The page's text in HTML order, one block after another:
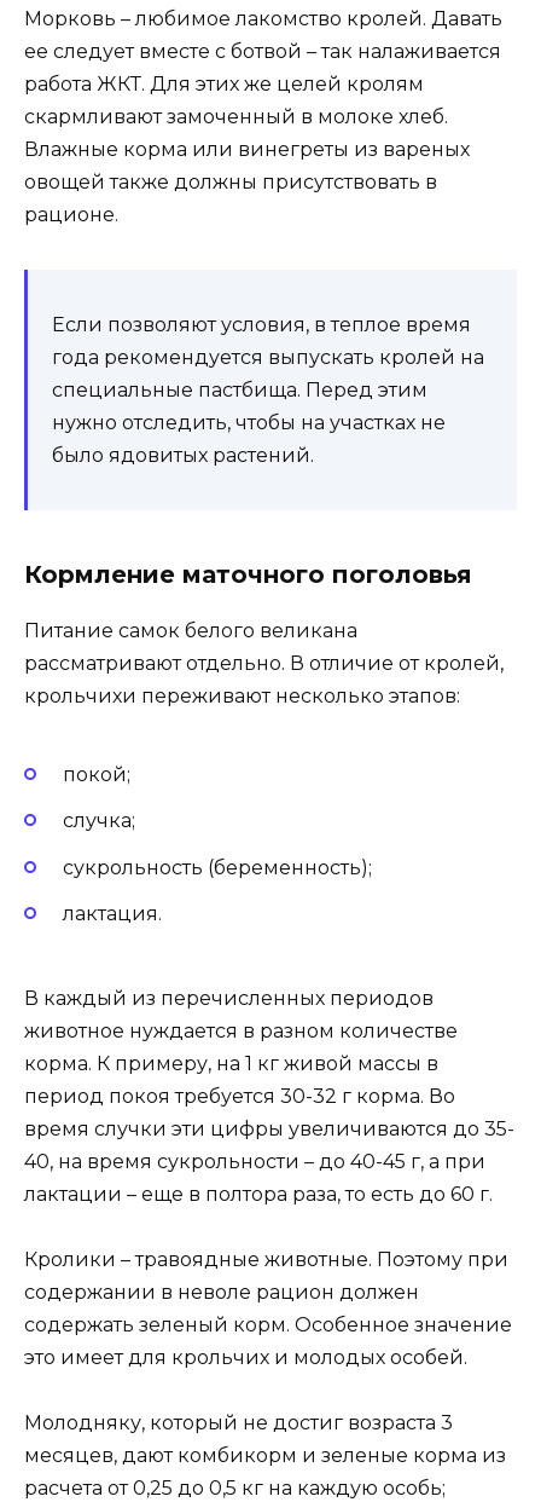
Морковь – любимое лакомство кролей. Давать
ее следует вместе с ботвой – так налаживается
работа ЖКТ. Для этих же целей кролям
скармливают замоченный в молоке хлеб.
Влажные корма или винегреты из вареных
овощей также должны присутствовать в
рационе.
Если позволяют условия, в теплое время
года рекомендуется выпускать кролей на
специальные пастбища. Перед этим
нужно отследить, чтобы на участках не
было ядовитых растений.
Кормление маточного поголовья
Питание самок белого великана
рассматривают отдельно. В отличие от кролей,
крольчихи переживают несколько этапов:
покой;
случка;
сукрольность (беременность);
лактация.
В каждый из перечисленных периодов
животное нуждается в разном количестве
корма. К примеру, на 1 кг живой массы в
период покоя требуется 30-32 г корма. Во
время случки эти цифры увеличиваются до 35-
40, на время сукрольности – до 40-45 г, а при
лактации – еще в полтора раза, то есть до 60 г.
Кролики – травоядные животные. Поэтому при
содержании в неволе рацион должен
содержать зеленый корм. Особенное значение
это имеет для крольчих и молодых особей.
Молодняку, который не достиг возраста 3
месяцев, дают комбикорм и зеленые корма из
расчета от 0,25 до 0,5 кг на каждую особь;